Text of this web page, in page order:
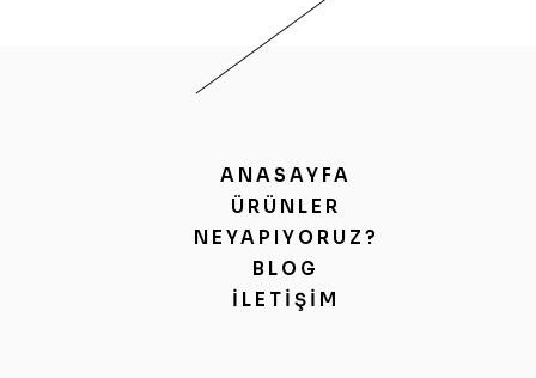
ANASAYFA
ÜRÜNLER
NEYAPIYORUZ?
BLOG
İLETIŞIM